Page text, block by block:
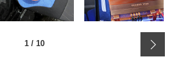
1/ 10